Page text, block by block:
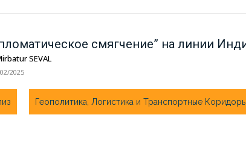
смягчение” на линии
SEVAL
2025
Геополитика, Логистика и Транспортные Коридоры